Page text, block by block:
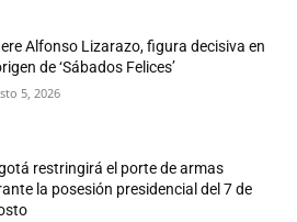
Alfonso Lizarazo, figura decisiva en
de ‘Sábados Felices’
5, 2026
restringirá el porte de armas
la posesión presidencial del 7 de